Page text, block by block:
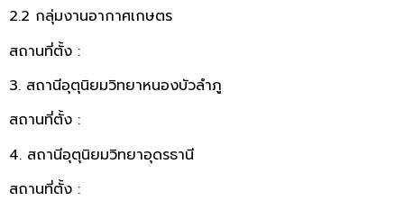
2.2 กลุ่มงานอากาศเกษตร
สถานที่ตั้ง :
3. สถานีอุตุนิยมวิทยาหนองบัวลำภู
สถานที่ตั้ง :
4. สถานีอุตุนิยมวิทยาอุดรธานี
สถานที่ตั้ง :